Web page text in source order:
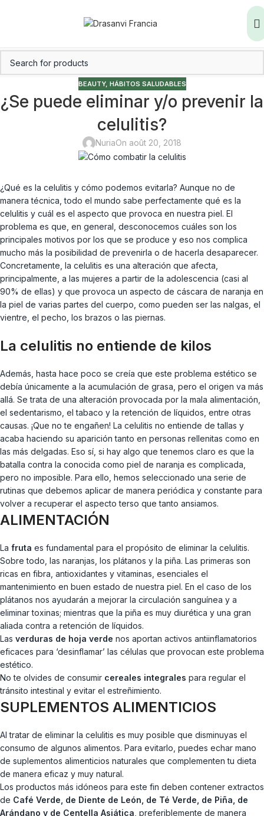
BEAUTY, HÁBITOS SALUDABLES
¿Se puede eliminar y/o prevenir la
celulitis?
NuriaOn août 20, 2018
¿Qué es la celulitis y cómo podemos evitarla? Aunque no de
manera técnica, todo el mundo sabe perfectamente qué es la
celulitis y cuál es el aspecto que provoca en nuestra piel. El
problema es que, en general, desconocemos cuáles son los
principales motivos por los que se produce y eso nos complica
mucho más la posibilidad de prevenirla o de hacerla desaparecer.
Concretamente, la celulitis es una alteración que afecta,
principalmente, a las mujeres a partir de la adolescencia (casi al
90% de ellas) y que provoca un aspecto de cáscara de naranja en
la piel de varias partes del cuerpo, como pueden ser las nalgas, el
vientre, el pecho, los brazos o las piernas.
La celulitis no entiende de kilos
Además, hasta hace poco se creía que este problema estético se
debía únicamente a la acumulación de grasa, pero el origen va más
allá. Se trata de una alteración provocada por la mala alimentación,
el sedentarismo, el tabaco y la retención de líquidos, entre otras
causas. ¡Que no te engañen! La celulitis no entiende de tallas y
acaba haciendo su aparición tanto en personas rellenitas como en
las más delgadas. Eso sí, si hay algo que tenemos claro es que la
batalla contra la conocida como piel de naranja es complicada,
pero no imposible. Para ello, hemos seleccionado una serie de
rutinas que debemos aplicar de manera periódica y constante para
volver a recuperar el aspecto terso que tanto ansiamos.
ALIMENTACIÓN
La fruta es fundamental para el propósito de eliminar la celulitis.
Sobre todo, las naranjas, los plátanos y la piña. Las primeras son
ricas en fibra, antioxidantes y vitaminas, esenciales el
mantenimiento en buen estado de nuestra piel. En el caso de los
plátanos nos ayudarán a mejorar la circulación sanguínea y a
eliminar toxinas; mientras que la piña es muy diurética y una gran
aliada contra a retención de líquidos.
Las verduras de hoja verde nos aportan activos antiinflamatorios
eficaces para ‘desinflamar’ las células que provocan este problema
estético.
No te olvides de consumir cereales integrales para regular el
tránsito intestinal y evitar el estreñimiento.
SUPLEMENTOS ALIMENTICIOS
Al tratar de eliminar la celulitis es muy posible que disminuyas el
consumo de algunos alimentos. Para evitarlo, puedes echar mano
de suplementos alimenticios naturales que complementen tu dieta
de manera eficaz y muy natural.
Los productos más idóneos para este fin deben contener extractos
de Café Verde, de Diente de León, de Té Verde, de Piña, de
Arándano y de Centella Asiática , preferiblemente de manera